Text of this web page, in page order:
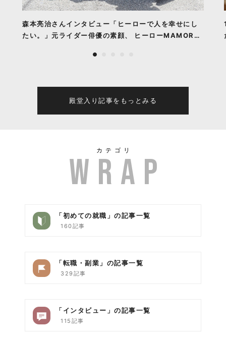
森本亮治さんインタビュー「ヒーローで人を幸せにし
たい。」元ライダー俳優の素顔、 ヒーローMAMORU
殿堂入り記事をもっとみる
カテゴリ
「初めての就職」の記事一覧
160記事
「転職・副業」の記事一覧
329記事
「インタビュー」の記事一覧
115記事